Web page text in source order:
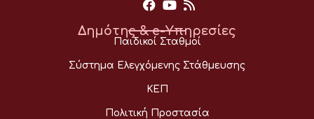
Δημότης & e-Υπηρεσίες
Παιδικοί Σταθμοί
Σύστημα Ελεγχόμενης Στάθμευσης
ΚΕΠ
Πολιτική Προστασία